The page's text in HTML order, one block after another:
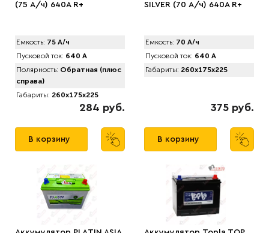
(75 А/ч) 640A R+
Емкость: 75 А/ч
Пусковой ток: 640 А
Полярность: Обратная (плюс
справа)
Габариты: 260x175x225
284 руб.
В корзину
SILVER (70 А/ч) 640A R+
Емкость: 70 А/ч
Пусковой ток: 640 А
Габариты: 260x175x225
375 руб.
В корзину